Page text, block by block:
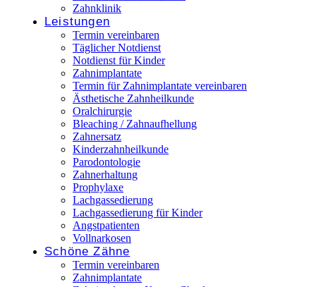
Zahnklinik
Leistungen
Termin vereinbaren
Täglicher Notdienst
Notdienst für Kinder
Zahnimplantate
Termin für Zahnimplantate vereinbaren
Ästhetische Zahnheilkunde
Oralchirurgie
Bleaching / Zahnaufhellung
Zahnersatz
Kinderzahnheilkunde
Parodontologie
Zahnerhaltung
Prophylaxe
Lachgassedierung
Lachgassedierung für Kinder
Angstpatienten
Vollnarkosen
Schöne Zähne
Termin vereinbaren
Zahnimplantate